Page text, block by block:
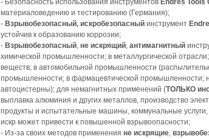
- Безопасность использования инструментов Endres Tools
материаловедению и тестированию (Германия);
- Взрывобезопасный, искробезопасный инструмент
устойчив к образованию коррозии;
- Взрывобезопасный, не искрящий, антимагнитный
химической промышленности; в металлургической
веществ; в автомобильной промышленности
промышленности; в фармацевтической промышленности;
автоцистерны); для немагнитных применений (ТОЛЬКО
выплавка алюминия и других металлов, производство
продукты и испытательные машины, коммунальные
искр может привести к повышенной взрывоопасности;
- Из-за своих методов применения не искрящие,